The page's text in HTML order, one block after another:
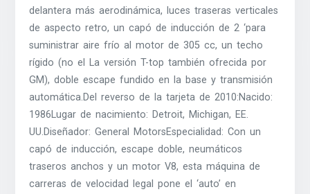
delantera más aerodinámica, luces traseras verticales
de aspecto retro, un capó de inducción de 2 ‘para
suministrar aire frío al motor de 305 cc, un techo
rígido (no el La versión T-top también ofrecida por
GM), doble escape fundido en la base y transmisión
automática.Del reverso de la tarjeta de 2010:Nacido:
1986Lugar de nacimiento: Detroit, Michigan, EE.
UU.Diseñador: General MotorsEspecialidad: Con un
capó de inducción, escape doble, neumáticos
traseros anchos y un motor V8, esta máquina de
carreras de velocidad legal pone el ‘auto’ en